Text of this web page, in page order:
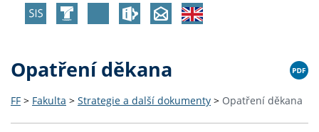
Opatření děkana
FF > Fakulta > Strategie a další dokumenty > Opatření děkana